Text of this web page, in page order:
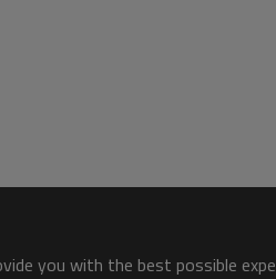
you with the best possible